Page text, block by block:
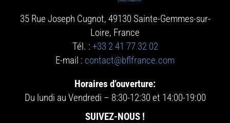
35 Rue Joseph Cugnot, 49130 Sainte-Gemmes-sur-
Loire, France
Tél. : +33 2 41 77 32 02
E-mail : contact@bflfrance.com
Horaires d’ouverture:
Du lundi au Vendredi – 8:30-12:30 et 14:00-19:00
SUIVEZ-NOUS !